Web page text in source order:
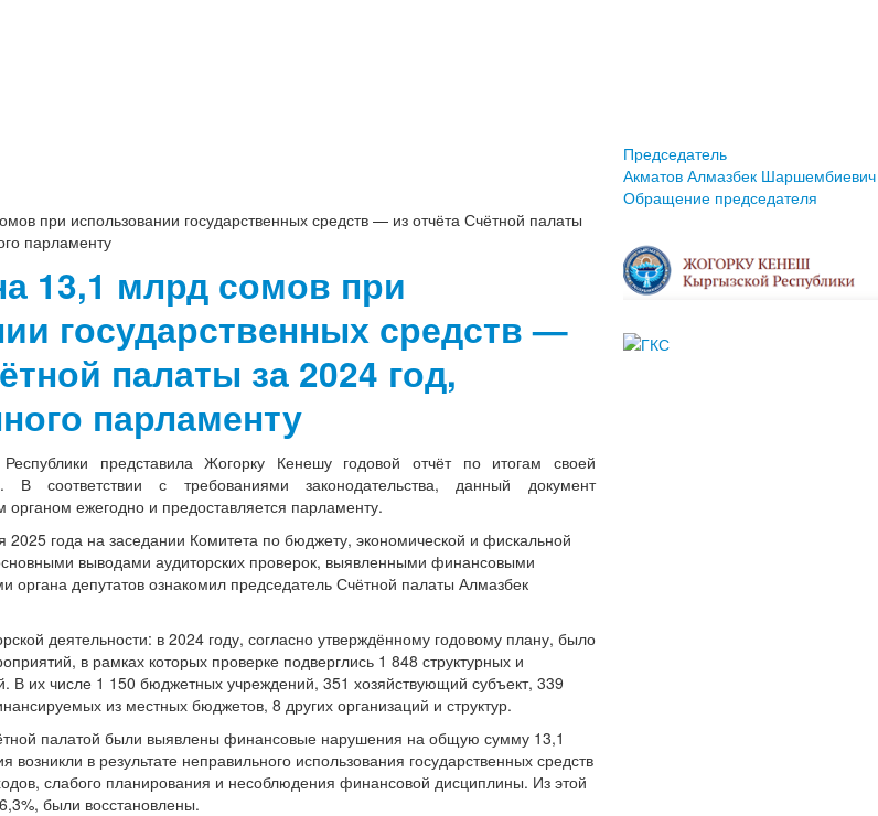
при использовании государственных средств — из отчёта Счётной палаты
парламенту
13,1 млрд сомов при
государственных средств —
палаты за 2024 год,
парламенту
представила Жогорку Кенешу годовой отчёт по итогам своей
соответствии с требованиями законодательства, данный документ
органом ежегодно и предоставляется парламенту.
года на заседании Комитета по бюджету, экономической и фискальной
выводами аудиторских проверок, выявленными финансовыми
депутатов ознакомил председатель Счётной палаты Алмазбек
деятельности: в 2024 году, согласно утверждённому годовому плану, было
в рамках которых проверке подверглись 1 848 структурных и
В их числе 1 150 бюджетных учреждений, 351 хозяйствующий субъект, 339
из местных бюджетов, 8 других организаций и структур.
палатой были выявлены финансовые нарушения на общую сумму 13,1
в результате неправильного использования государственных средств
слабого планирования и несоблюдения финансовой дисциплины. Из этой
были восстановлены.
Председатель
Акматов Алмазбек Шаршембиевич
Обращение председателя